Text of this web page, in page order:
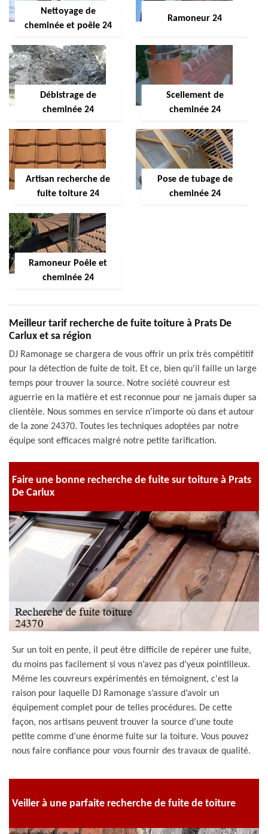
Nettoyage de
cheminée et poêle 24
Ramoneur 24
Débistrage de
cheminée 24
Scellement de
cheminée 24
Artisan recherche de
fuite toiture 24
Pose de tubage de
cheminée 24
Ramoneur Poêle et
cheminée 24
Meilleur tarif recherche de fuite toiture à Prats De
Carlux et sa région
DJ Ramonage se chargera de vous offrir un prix très compétitif
pour la détection de fuite de toit. Et ce, bien qu'il faille un large
temps pour trouver la source. Notre société couvreur est
aguerrie en la matière et est reconnue pour ne jamais duper sa
clientèle. Nous sommes en service n'importe où dans et autour
de la zone 24370. Toutes les techniques adoptées par notre
équipe sont efficaces malgré notre petite tarification.
Faire une bonne recherche de fuite sur toiture à Prats
De Carlux
Sur un toit en pente, il peut être difficile de repérer une fuite,
du moins pas facilement si vous n’avez pas d’yeux pointilleux.
Même les couvreurs expérimentés en témoignent, c'est la
raison pour laquelle DJ Ramonage s’assure d’avoir un
équipement complet pour de telles procédures. De cette
façon, nos artisans peuvent trouver la source d’une toute
petite comme d’une énorme fuite sur la toiture. Vous pouvez
nous faire confiance pour vous fournir des travaux de qualité.
Veiller à une parfaite recherche de fuite de toiture